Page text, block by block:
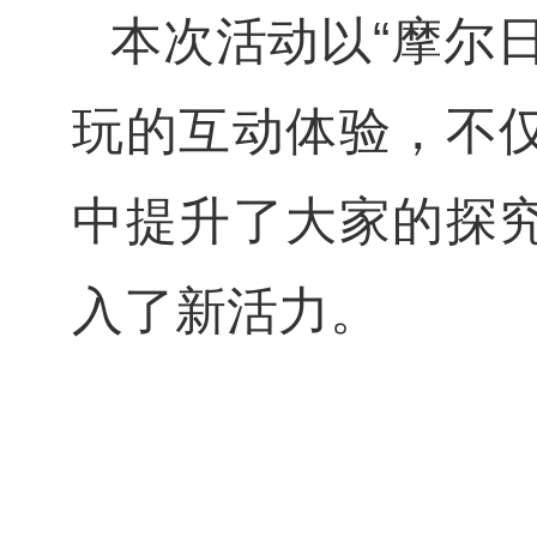
本次活动以“摩尔
玩的互动体验，不
中提升了大家的探
入了新活力。